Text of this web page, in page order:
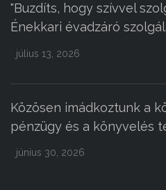
"Buzdíts, hogy szívvel
Énekkari évadzáró
július 13, 2026
Közösen imádkoztunk a
pénzügy és a könyvelés
június 30, 2026